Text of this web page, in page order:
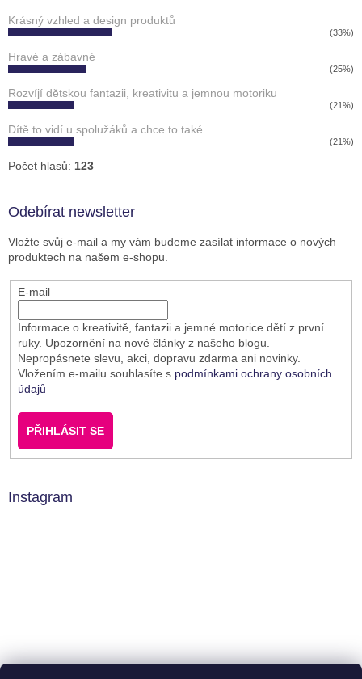
Krásný vzhled a design produktů
(33%)
Hravé a zábavné
(25%)
Rozvíjí dětskou fantazii, kreativitu a jemnou motoriku
(21%)
Dítě to vidí u spolužáků a chce to také
(21%)
Počet hlasů: 123
Odebírat newsletter
Vložte svůj e-mail a my vám budeme zasílat informace o nových
produktech na našem e-shopu.
E-mail
Informace o kreativitě, fantazii a jemné motorice dětí z první
ruky. Upozornění na nové články z našeho blogu.
Nepropásnete slevu, akci, dopravu zdarma ani novinky.
Vložením e-mailu souhlasíte s podmínkami ochrany osobních
údajů
PŘIHLÁSIT SE
Instagram